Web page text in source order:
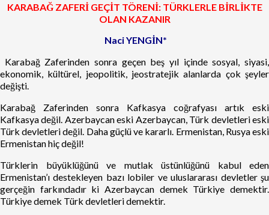
KARABAĞ ZAFERİ GEÇİT TÖRENİ: TÜRKLERLE BİRLİKTE
OLAN KAZANIR
Naci YENGİN*
Karabağ Zaferinden sonra geçen beş yıl içinde sosyal, siyasi,
ekonomik, kültürel, jeopolitik, jeostratejik alanlarda çok şeyler
değişti.
Karabağ Zaferinden sonra Kafkasya coğrafyası artık eski
Kafkasya değil. Azerbaycan eski Azerbaycan, Türk devletleri eski
Türk devletleri değil. Daha güçlü ve kararlı. Ermenistan, Rusya eski
Ermenistan hiç değil!
Türklerin büyüklüğünü ve mutlak üstünlüğünü kabul eden
Ermenistan’ı destekleyen bazı lobiler ve uluslararası devletler şu
gerçeğin farkındadır ki Azerbaycan demek Türkiye demektir.
Türkiye demek Türk devletleri demektir.